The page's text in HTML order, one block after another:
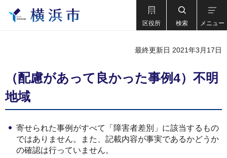
区役所 検索 メニュー
最終更新日 2021年3月17日
（配慮があって良かった事例4）不明
地域
寄せられた事例がすべて「障害者差別」に該当するもの
ではありません。また、記載内容が事実であるかどうか
の確認は行っていません。